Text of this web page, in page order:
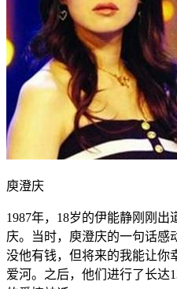
庾澄庆
1987年，18岁的伊能静刚刚
庆。当时，庾澄庆的一句话感
没他有钱，但将来的我能让你
爱河。之后，他们进行了长达